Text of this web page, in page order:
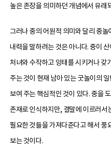
높은 존장을 의미하던 개념에서 유래
그러나 중의 어원적 의미와 달리 중
내력을 말하려는 것은 아니다. 중이
처녀와 수작하고 잉태를 시키거나 갖
주는 것이 현재 남아 있는 굿놀이의
보여 주는 핵심적인 것이 있다. 중을
존재로 인식하지만, 결말에 이르러서
필요한 것들을 가져다준다고 해서 풍
보는 것이다.